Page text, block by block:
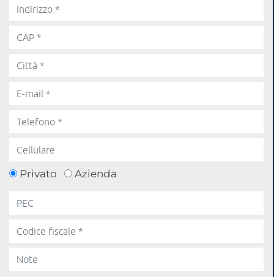
Privato Azienda